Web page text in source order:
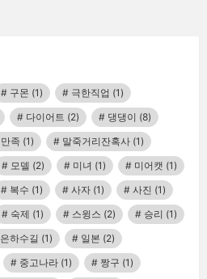
구몬 (1) 극한직업 (1)
다이어트 (2) 댕댕이 (8)
만족 (1) 말죽거리잔혹사 (1)
모델 (2) 미녀 (1) 미어캣 (1)
복수 (1) 사자 (1) 사진 (1)
숙제 (1) 스윙스 (2) 승리 (1)
은하수길 (1) 일본 (2)
중고나라 (1) 짱구 (1)